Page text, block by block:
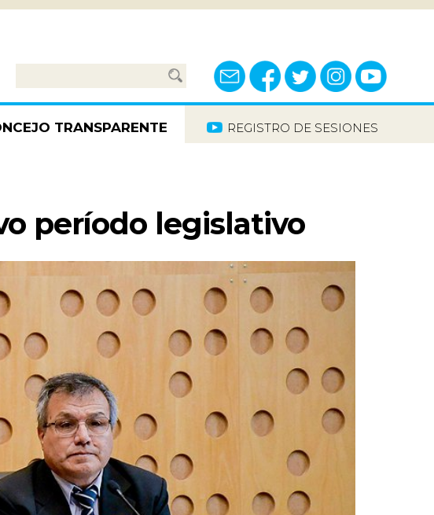
TRANSPARENTE REGISTRO DE SESIONES
período legislativo